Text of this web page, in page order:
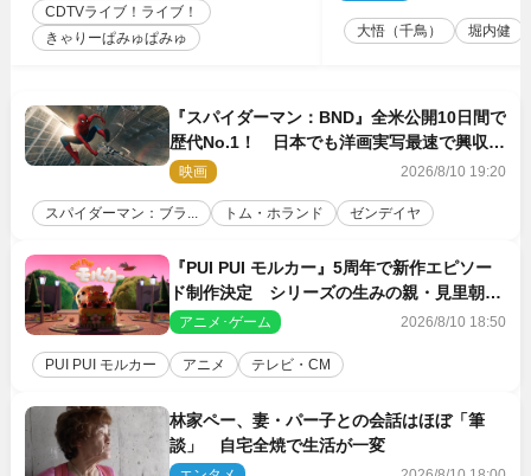
CDTVライブ！ライブ！
きゃりーぱみゅぱみゅ
大悟（千鳥） 堀内健
『スパイダーマン：BND』全米公開10日間で
歴代No.1！ 日本でも洋画実写最速で興収
30億円突破
映画 2026/8/10 19:20
スパイダーマン：ブラ... トム・ホランド ゼンデイヤ
『PUI PUI モルカー』5周年で新作エピソー
ド制作決定 シリーズの生みの親・見里朝希
監督が復帰
アニメ･ゲーム 2026/8/10 18:50
PUI PUI モルカー アニメ テレビ・CM
林家ペー、妻・パー子との会話はほぼ「筆
談」 自宅全焼で生活が一変